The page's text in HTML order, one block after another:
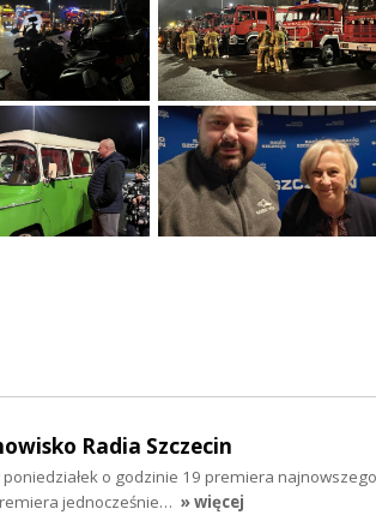
Radia Szczecin
o godzinie 19 premiera najnowszego
jednocześnie… » więcej